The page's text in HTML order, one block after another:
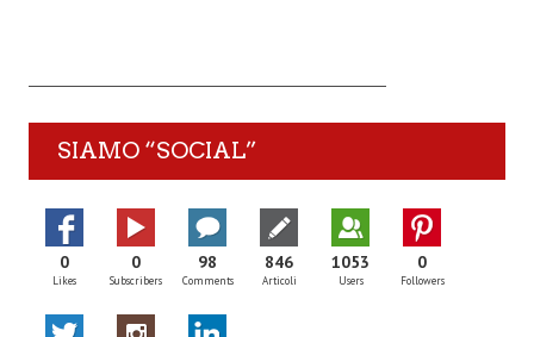
SIAMO “SOCIAL”
0
Likes
0
Subscribers
98
Comments
846
Articoli
1053
Users
0
Followers